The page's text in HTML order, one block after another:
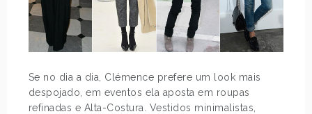
Se no dia a dia, Clémence prefere um look mais
despojado, em eventos ela aposta em roupas
refinadas e Alta-Costura. Vestidos minimalistas,